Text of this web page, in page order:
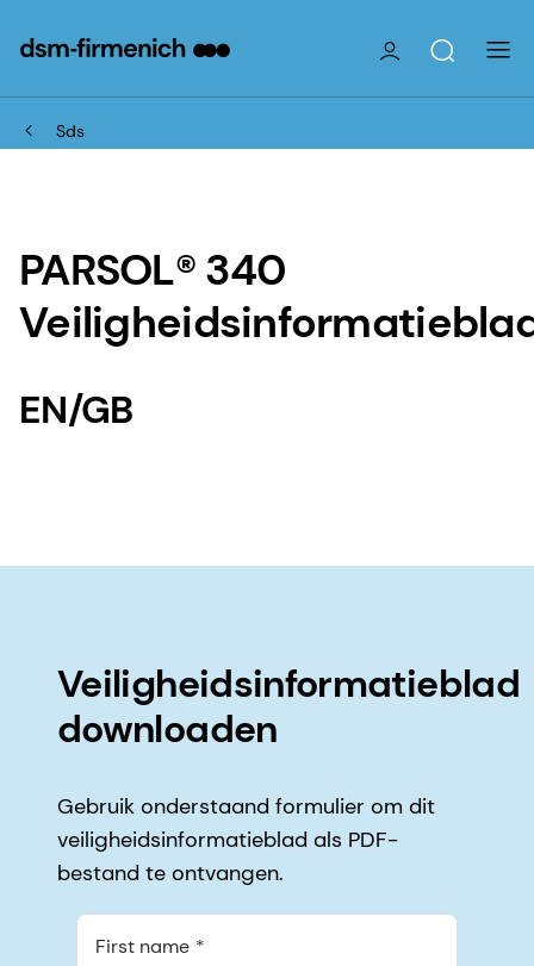
Sds
PARSOL® 340
EN/GB
Veiligheidsinformatieblad
downloaden
Gebruik onderstaand formulier om dit
veiligheidsinformatieblad als PDF-
bestand te ontvangen.
First name